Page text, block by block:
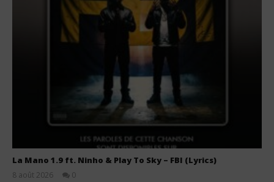
La Mano 1.9 ft. Ninho & Play To Sky – FBI (Lyrics)
8 août 2026
0